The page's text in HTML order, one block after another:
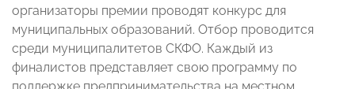
организаторы премии проводят конкурс для
муниципальных образований. Отбор проводится
среди муниципалитетов СКФО. Каждый из
финалистов представляет свою программу по